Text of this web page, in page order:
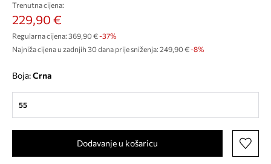
Trenutna cijena:
229,90 €
Regularna cijena: 369,90 €-37%
Najniža cijena u zadnjih 30 dana prije sniženja: 249,90 € -8%
Boja: crna
55
Dodavanje u košaricu